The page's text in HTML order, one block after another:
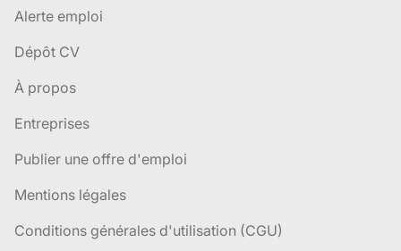
Alerte emploi
Dépôt CV
À propos
Entreprises
Publier une offre d'emploi
Mentions légales
Conditions générales d'utilisation (CGU)